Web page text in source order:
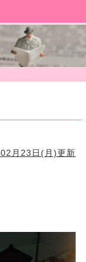
月23日(月)更新